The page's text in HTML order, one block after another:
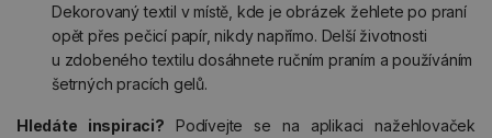
Dekorovaný textil v místě, kde je obrázek žehlete po praní
opět přes pečicí papír, nikdy napřímo. Delší životnosti
u zdobeného textilu dosáhnete ručním praním a používáním
šetrných pracích gelů.
Hledáte inspiraci? Podívejte se na aplikaci nažehlovaček